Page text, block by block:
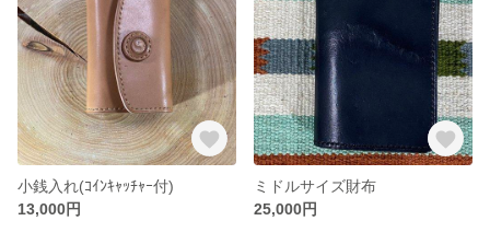
小銭入れ(ｺｲﾝｷｬｯﾁｬｰ付)
13,000円
ミドルサイズ財布
25,000円